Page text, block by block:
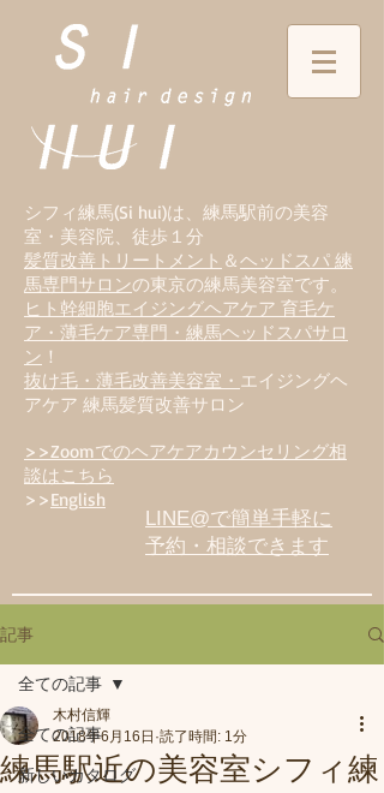
シフィ練馬(Si hui)は、 練馬駅前の美容
室・美容院、徒歩１分
髪質改善トリートメント ＆ヘッドスパ 練
馬専門サロンの東京の練馬美容室です。
ヒト幹細胞エイジングヘアケア 育毛ケ
ア・薄毛ケア専門・練馬ヘッドスパサロ
ン ！
抜け毛・薄毛改善美容室・ エイジングヘ
アケア 練馬髪質改善サロン
>>Zoomでのヘアケアカウンセリング相
談はこちら
>>English
LINE@で簡単手軽に
予約・相談できます
記事
全ての記事
新しいカタログ
全ての記事
練馬駅近の美容室シフィ練
木村信輝
2018年6月16日 読了時間: 1分